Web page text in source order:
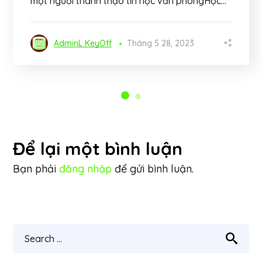
AdminL KeyOff Tháng 5 28, 2023
Để lại một bình luận
Bạn phảiđăng nhập để gửi bình luận.